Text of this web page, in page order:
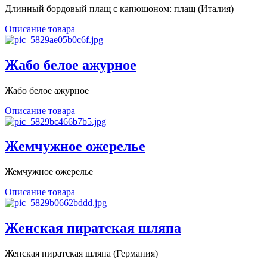
Длинный бордовый плащ с капюшоном: плащ (Италия)
Описание товара
Жабо белое ажурное
Жабо белое ажурное
Описание товара
Жемчужное ожерелье
Жемчужное ожерелье
Описание товара
Женская пиратская шляпа
Женская пиратская шляпа (Германия)